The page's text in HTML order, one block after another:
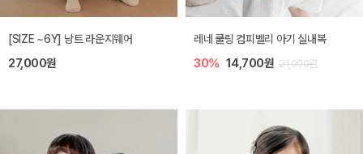
[SIZE ~6Y] 낭트 라운지웨어
27,000원
레네 쿨링 컴피벨리 아기 실내복
30% 14,700원 21,000원